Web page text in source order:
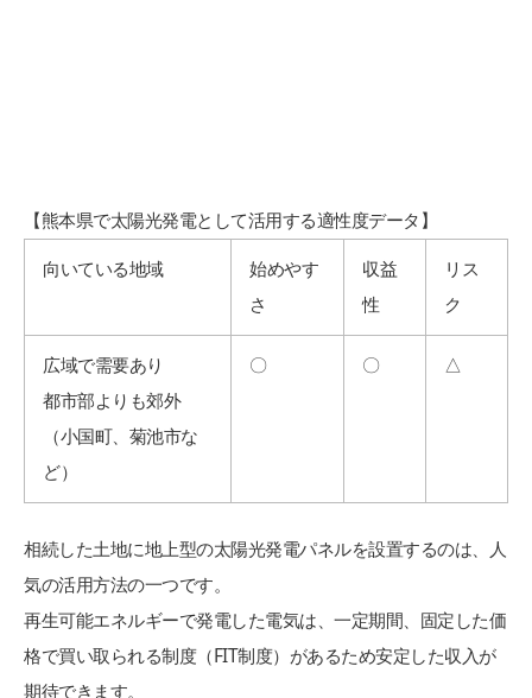
【熊本県で太陽光発電として活用する適性度データ】
向いている地域
始めやす
さ
収益
性
リス
ク
広域で需要あり
都市部よりも郊外
（小国町、菊池市な
ど）
〇 〇 △
相続した土地に地上型の太陽光発電パネルを設置するのは、人
気の活用方法の一つです。
再生可能エネルギーで発電した電気は、一定期間、固定した価
格で買い取られる制度（FIT制度）があるため安定した収入が
期待できます。